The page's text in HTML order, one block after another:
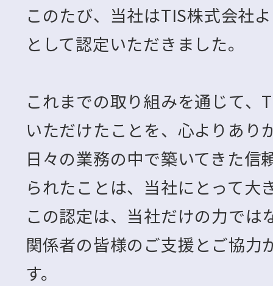
このたび、当社はTIS株式会社
として認定いただきました。
これまでの取り組みを通じて、
いただけたことを、心よりあり
日々の業務の中で築いてきた信
られたことは、当社にとって大
この認定は、当社だけの力では
関係者の皆様のご支援とご協力
す。